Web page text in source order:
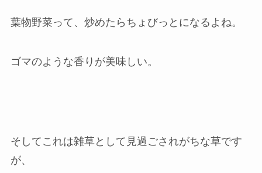
葉物野菜って、炒めたらちょびっとになるよね。
ゴマのような香りが美味しい。
そしてこれは雑草として見過ごされがちな草です
が、